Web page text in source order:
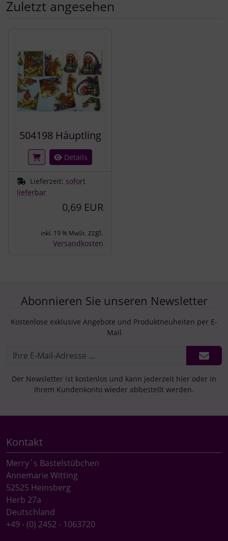
Zuletzt angesehen
504198 Häuptling
Details
Lieferzeit: sofort
lieferbar
0,69 EUR
inkl. 19 % MwSt. zzgl.
Versandkosten
Abonnieren Sie unseren Newsletter
Kostenlose exklusive Angebote und Produktneuheiten per E-
Mail
Der Newsletter ist kostenlos und kann jederzeit hier oder in
Ihrem Kundenkonto wieder abbestellt werden.
Kontakt
Merry`s Bastelstübchen
Annemarie Witting
52525 Heinsberg
Herb 27a
Deutschland
+49 - (0) 2452 - 1063720